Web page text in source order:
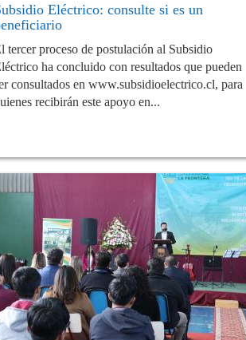
Eléctrico: consulte si es un
tercer proceso de postulación al Subsidio
ha concluido con resultados que pueden
consultados en www.subsidioelectrico.cl, para
recibirán este apoyo en...